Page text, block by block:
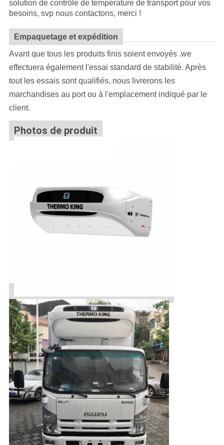
solution de contrôle de température de transport pour vos
besoins, svp nous contactons, merci !
Empaquetage et expédition
Avant que tous les produits finis soient envoyés .we
effectuera également l'essai standard de stabilité. Après
tout les essais sont qualifiés, nous livrerons les
marchandises au port ou à l'emplacement indiqué par le
client.
Photos de produit